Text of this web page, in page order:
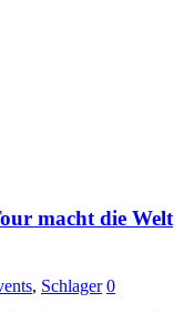
macht die Welt
, Schlager 0